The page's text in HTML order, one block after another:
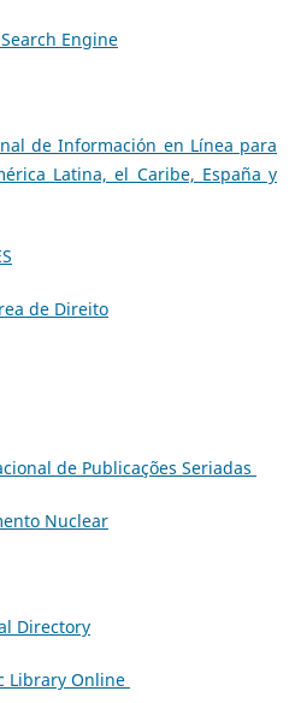
Engine
de Información en Línea para
Latina, el Caribe, España y
de Direito
de Publicações Seriadas
Nuclear
Directory
Library Online